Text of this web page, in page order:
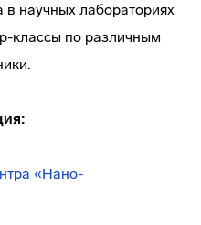
научных лабораториях
классы по различным
«Нано-